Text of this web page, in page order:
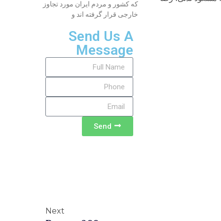
که کشور و مردم ایران مورد تجاوز
خارجی قرار گرفته اند و
Send Us A
Message
Send
Next